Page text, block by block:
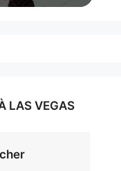
LAS VEGAS